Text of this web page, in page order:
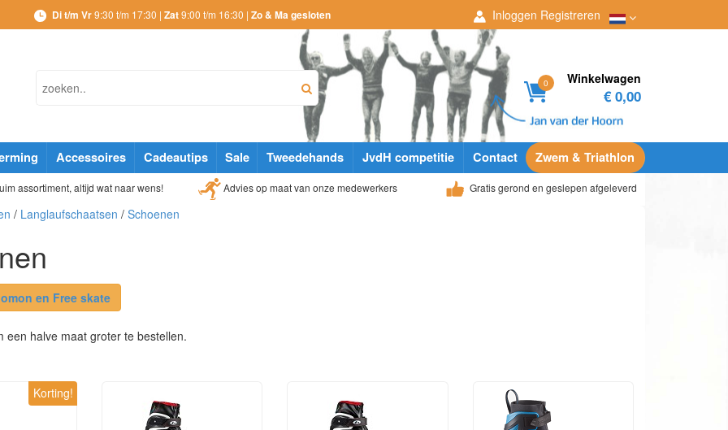
Di t/m Vr9:30 t/m 17:30 | Zat9:00 t/m 16:30 | Zo & Ma gesloten Inloggen Registreren
0 Winkelwagen
€ 0,00
Accessoires Cadeautips Sale Tweedehands JvdH competitie Contact Zwem & Triathlon
assortiment, altijd wat naar wens! Advies op maat van onze medewerkers Gratis gerond en geslepen afgeleverd
/ Langlaufschaatsen / Schoenen
en Free skate
een halve maat groter te bestellen.
Korting!